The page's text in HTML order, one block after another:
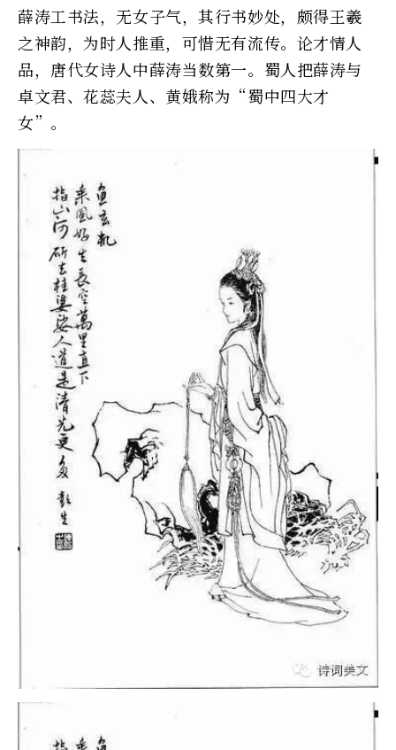
薛涛工书法，无女子气，其行书妙处，颇得王羲
之神韵，为时人推重，可惜无有流传。论才情人
品，唐代女诗人中薛涛当数第一。蜀人把薛涛与
卓文君、花蕊夫人、黄娥称为“蜀中四大才
女”。